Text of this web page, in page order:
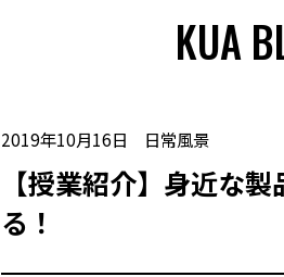
KUA
2019年10月16日 日常風景
【授業紹介】身近な
る！